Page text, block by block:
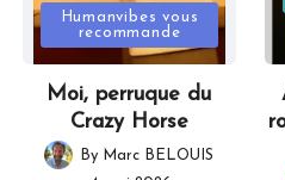
Posted
in
Humanvibes vous
recommande
Moi, perruque du
Crazy Horse
Posted
By Marc BELOUIS